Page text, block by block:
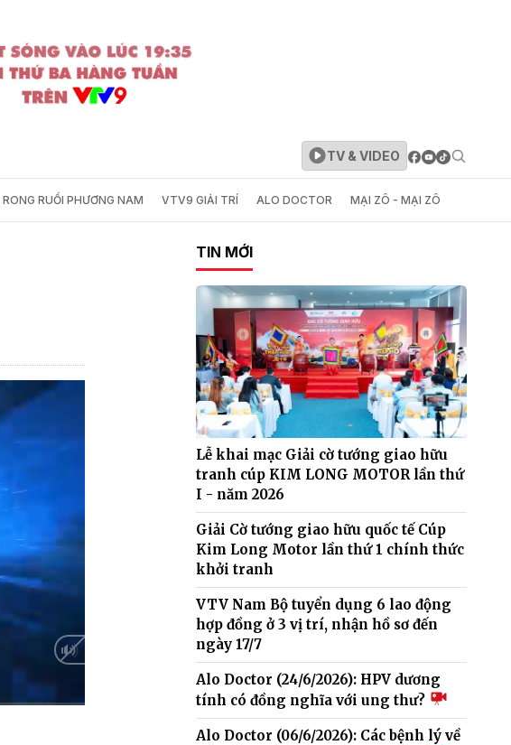
TV & VIDEO
RONG RUỔI PHƯƠNG NAM VTV9 GIẢI TRÍ ALO DOCTOR MẠI ZÔ - MẠI ZÔ
TIN MỚI
Lễ khai mạc Giải cờ tướng giao hữu
tranh cúp KIM LONG MOTOR lần thứ
I - năm 2026
Giải Cờ tướng giao hữu quốc tế Cúp
Kim Long Motor lần thứ 1 chính thức
khởi tranh
VTV Nam Bộ tuyển dụng 6 lao động
hợp đồng ở 3 vị trí, nhận hồ sơ đến
ngày 17/7
Alo Doctor (24/6/2026): HPV dương
tính có đồng nghĩa với ung thư?
Alo Doctor (06/6/2026): Các bệnh lý về